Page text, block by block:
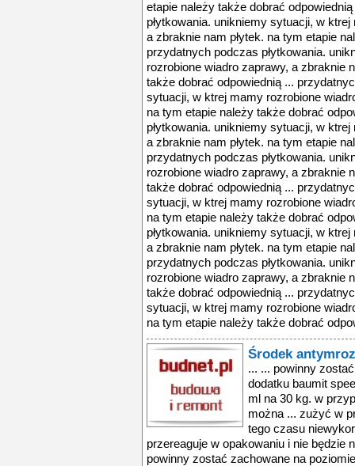
etapie należy także dobrać
płytkowania. unikniemy sytuacji, w
a zbraknie nam płytek. na tym etapie
przydatnych podczas płytkowania.
rozrobione wiadro zaprawy, a zbraknie
także dobrać odpowiednią ...
sytuacji, w ktrej mamy rozrobione
na tym etapie należy także dobrać
płytkowania. unikniemy sytuacji, w
a zbraknie nam płytek. na tym etapie
przydatnych podczas płytkowania.
rozrobione wiadro zaprawy, a zbraknie
także dobrać odpowiednią ...
sytuacji, w ktrej mamy rozrobione
na tym etapie należy także dobrać
płytkowania. unikniemy sytuacji, w
a zbraknie nam płytek. na tym etapie
przydatnych podczas płytkowania.
rozrobione wiadro zaprawy, a zbraknie
także dobrać odpowiednią ...
sytuacji, w ktrej mamy rozrobione
na tym etapie należy także dobrać
Środek
... ... powinny
dodatku baumit
ml na 30 kg. w
można ... zużyć w
tego czasu
przereaguje w opakowaniu i nie będzie
powinny zostać zachowane na